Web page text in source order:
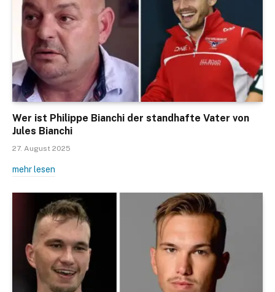
Wer ist Philippe Bianchi der standhafte Vater von
Jules Bianchi
27. August 2025
mehr lesen